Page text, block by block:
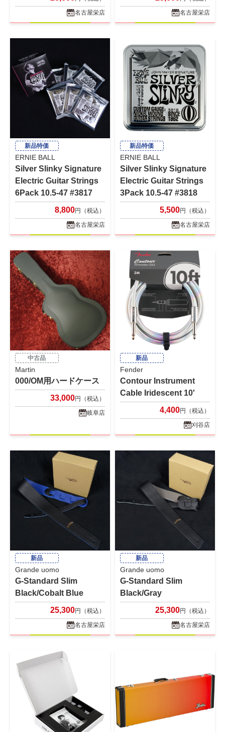
名古屋栄店
名古屋栄店
新品特価
ERNIE BALL
Silver Slinky Signature
Electric Guitar Strings
6Pack 10.5-47 #3817
8,800円（税込）
名古屋栄店
新品特価
ERNIE BALL
Silver Slinky Signature
Electric Guitar Strings
3Pack 10.5-47 #3818
5,500円（税込）
名古屋栄店
中古品
Martin
000/OM用ハードケース
33,000円（税込）
岐阜店
新品
Fender
Contour Instrument
Cable Iridescent 10'
4,400円（税込）
刈谷店
新品
Grande uomo
G-Standard Slim
Black/Cobalt Blue
25,300円（税込）
名古屋栄店
新品
Grande uomo
G-Standard Slim
Black/Gray
25,300円（税込）
名古屋栄店